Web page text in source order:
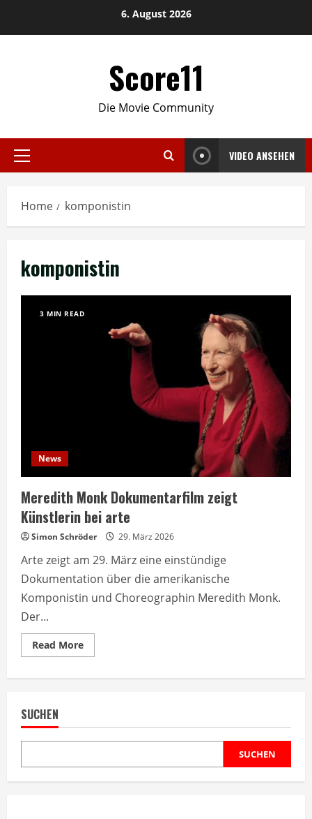
6. August 2026
Score11
Die Movie Community
Primary
VIDEO ANSEHEN
Home komponistin
komponistin
3 MIN READ
News
Meredith Monk Dokumentarfilm zeigt
Künstlerin bei arte
Simon Schröder 29. März 2026
Arte zeigt am 29. März eine einstündige
Dokumentation über die amerikanische
Komponistin und Choreographin Meredith Monk.
Der...
Read MoreRead
more
arte
SUCHEN
SUCHEN